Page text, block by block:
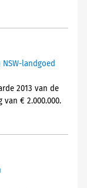
landgoed
2013 van de
€ 2.000.000.